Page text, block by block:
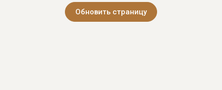
Обновить страницу